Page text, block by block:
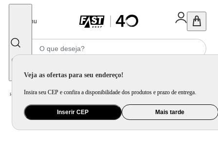
Menu
Veja as ofertas para seu endereço!
Insira seu CEP e confira a disponibilidade dos produtos e prazo de entrega.
Inserir CEP Mais tarde
Home Móveis e Decoração / Móveis para Sala de Estar / Sofá